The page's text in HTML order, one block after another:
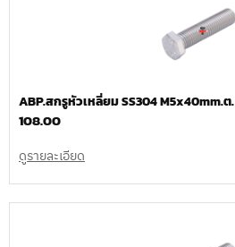
ABP.สกรูหัวเหลี่ยม SS304 M5x40mm.ต.
108.00
ดูรายละเอียด